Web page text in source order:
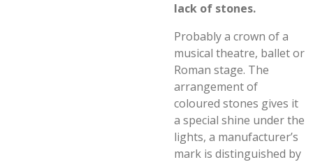
lack of stones.
Probably a crown of a
musical theatre, ballet or
Roman stage. The
arrangement of
coloured stones gives it
a special shine under the
lights, a manufacturer’s
mark is distinguished by